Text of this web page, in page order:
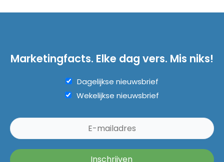
Marketingfacts. Elke dag vers. Mis niks!
Dagelijkse nieuwsbrief
Wekelijkse nieuwsbrief